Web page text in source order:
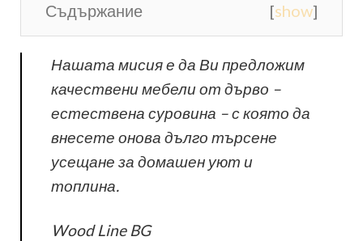
Съдържание [show]
Нашата мисия е да Ви предложим
качествени мебели от дърво –
естествена суровина – с която да
внесете онова дълго търсене
усещане за домашен уют и
топлина.
Wood Line BG